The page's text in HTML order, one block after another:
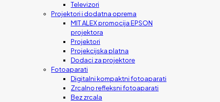
Televizori
Projektori i dodatna oprema
MIT ALEX promocija EPSON
projektora
Projektori
Projekcijska platna
Dodaci za projektore
Fotoaparati
Digitalni kompaktni fotoaparati
Zrcalno refleksni fotoaparati
Bez zrcala